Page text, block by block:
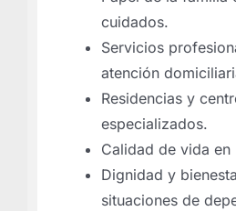
cuidados.
Servicios
atención
Residencias y
especializados.
Calidad de vida
Dignidad y
situaciones de